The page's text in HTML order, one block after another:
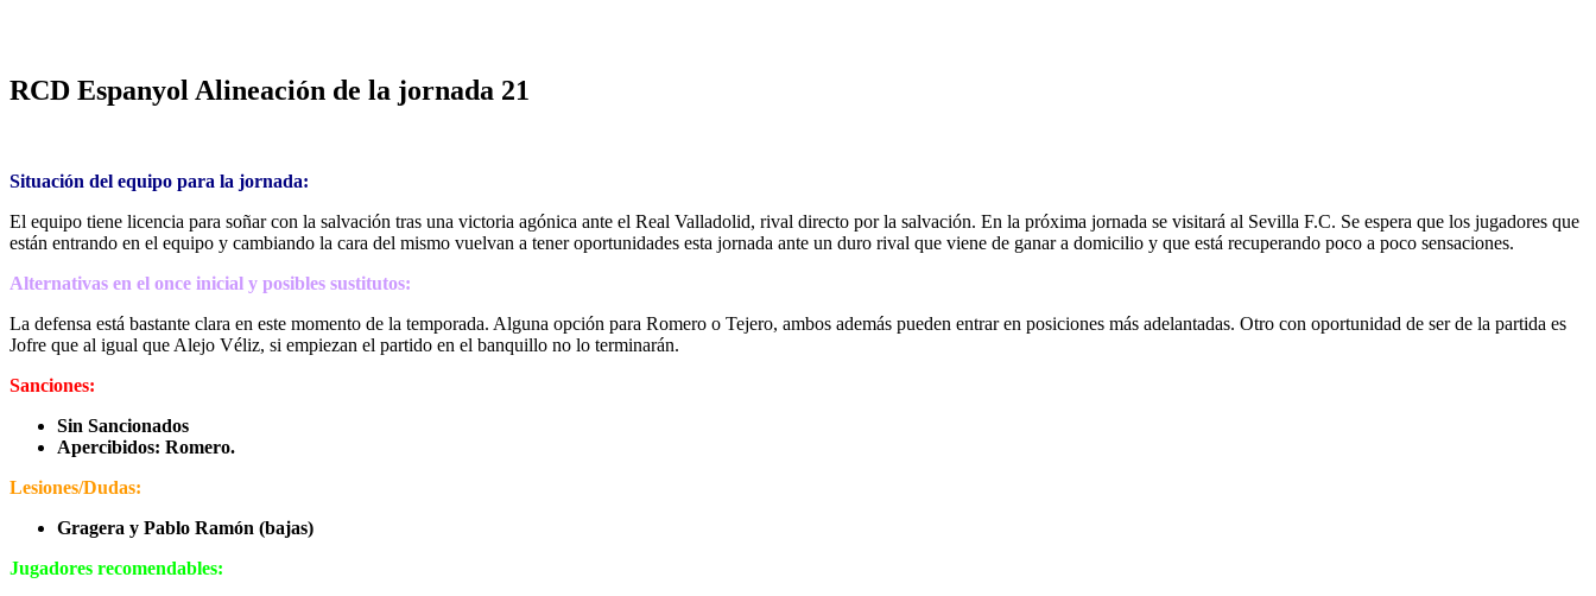
RCD Espanyol Alineación de la jornada 21
Situación del equipo para la jornada:
El equipo tiene licencia para soñar con la salvación tras una victoria agónica ante el Real Valladolid, rival directo por la salvación. En la próxima jornada se visitará al Sevilla F.C. Se espera que los jugadores que
están entrando en el equipo y cambiando la cara del mismo vuelvan a tener oportunidades esta jornada ante un duro rival que viene de ganar a domicilio y que está recuperando poco a poco sensaciones.
Alternativas en el once inicial y posibles sustitutos:
La defensa está bastante clara en este momento de la temporada. Alguna opción para Romero o Tejero, ambos además pueden entrar en posiciones más adelantadas. Otro con oportunidad de ser de la partida es
Jofre que al igual que Alejo Véliz, si empiezan el partido en el banquillo no lo terminarán.
Sanciones:
Sin Sancionados
Apercibidos: Romero.
Lesiones/Dudas:
Gragera y Pablo Ramón (bajas)
Jugadores recomendables: